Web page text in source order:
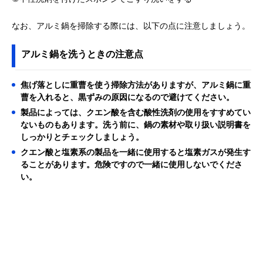
なお、アルミ鍋を掃除する際には、以下の点に注意しましょう。
アルミ鍋を洗うときの注意点
焦げ落としに重曹を使う掃除方法がありますが、アルミ鍋に重
曹を入れると、黒ずみの原因になるので避けてください。
製品によっては、クエン酸を含む酸性洗剤の使用をすすめてい
ないものもあります。洗う前に、鍋の素材や取り扱い説明書を
しっかりとチェックしましょう。
クエン酸と塩素系の製品を一緒に使用すると塩素ガスが発生す
ることがあります。危険ですので一緒に使用しないでくださ
い。